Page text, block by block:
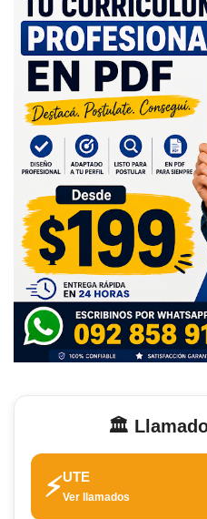
🏛️
⚡UTE
Ver llamados